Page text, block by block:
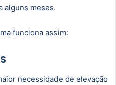
alguns meses.
funciona assim:
necessidade de elevação